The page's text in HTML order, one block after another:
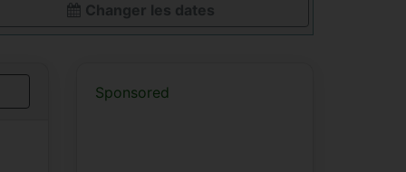
Changer les dates
Sponsored